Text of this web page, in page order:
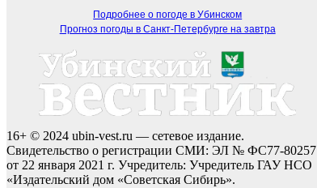
Подробнее о погоде в Убинском
Прогноз погоды в Санкт-Петербурге на завтра
16+ © 2024 ubin-vest.ru — сетевое издание.
Свидетельство о регистрации СМИ: ЭЛ № ФС77-80257
от 22 января 2021 г. Учредитель: Учредитель ГАУ НСО
«Издательский дом «Советская Сибирь».